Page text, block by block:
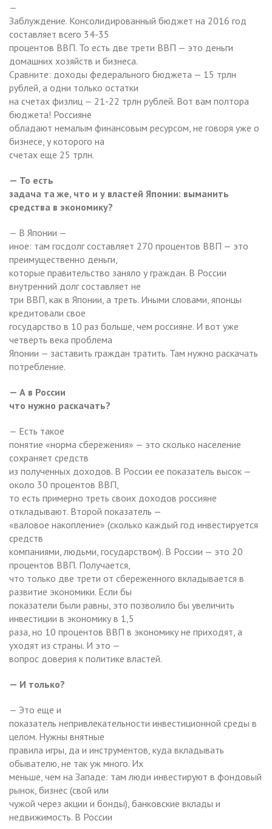
—
Заблуждение. Консолидированный бюджет на 2016 год
составляет всего 34-35
процентов ВВП. То есть две трети ВВП — это деньги
домашних хозяйств и бизнеса.
Сравните: доходы федерального бюджета — 15 трлн
рублей, а одни только остатки
на счетах физлиц — 21-22 трлн рублей. Вот вам полтора
бюджета! Россияне
обладают немалым финансовым ресурсом, не говоря уже о
бизнесе, у которого на
счетах еще 25 трлн.
— То есть
задача та же, что и у властей Японии: выманить
средства в экономику?
— В Японии —
иное: там госдолг составляет 270 процентов ВВП — это
преимущественно деньги,
которые правительство заняло у граждан. В России
внутренний долг составляет не
три ВВП, как в Японии, а треть. Иными словами, японцы
кредитовали свое
государство в 10 раз больше, чем россияне. И вот уже
четверть века проблема
Японии — заставить граждан тратить. Там нужно раскачать
потребление.
— А в России
что нужно раскачать?
— Есть такое
понятие «норма сбережения» — это сколько население
сохраняет средств
из полученных доходов. В России ее показатель высок —
около 30 процентов ВВП,
то есть примерно треть своих доходов россияне
откладывают. Второй показатель —
«валовое накопление» (сколько каждый год инвестируется
средств
компаниями, людьми, государством). В России — это 20
процентов ВВП. Получается,
что только две трети от сбереженного вкладывается в
развитие экономики. Если бы
показатели были равны, это позволило бы увеличить
инвестиции в экономику в 1,5
раза, но 10 процентов ВВП в экономику не приходят, а
уходят из страны. И это —
вопрос доверия к политике властей.
— И только?
— Это еще и
показатель непривлекательности инвестиционной среды в
целом. Нужны внятные
правила игры, да и инструментов, куда вкладывать
обывателю, не так уж много. Их
меньше, чем на Западе: там люди инвестируют в фондовый
рынок, бизнес (свой или
чужой через акции и бонды), банковские вклады и
недвижимость. В России